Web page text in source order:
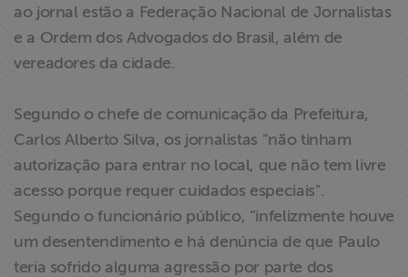
ao jornal estão a Federação Nacional de Jornalistas
e a Ordem dos Advogados do Brasil, além de
vereadores da cidade.
Segundo o chefe de comunicação da Prefeitura,
Carlos Alberto Silva, os jornalistas “não tinham
autorização para entrar no local, que não tem livre
acesso porque requer cuidados especiais”.
Segundo o funcionário público, “infelizmente houve
um desentendimento e há denúncia de que Paulo
teria sofrido alguma agressão por parte dos